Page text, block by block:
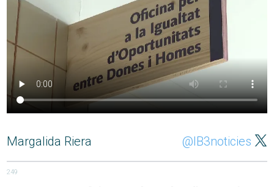
Margalida Riera @IB3noticies
249